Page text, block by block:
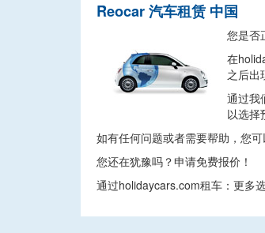
Reocar 汽车租赁 中国
您是否
在
之后出
通过我
以选择
如有任何问题或者需要帮助，您
您还在犹豫吗？申请免费报价！
通过holidaycars.com租车：更多